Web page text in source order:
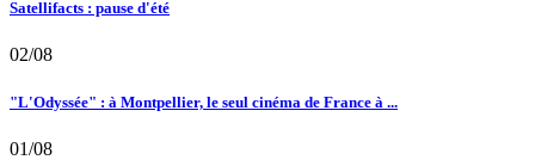
Satellifacts : pause d'été
02/08
"L'Odyssée" : à Montpellier, le seul cinéma de France à ...
01/08